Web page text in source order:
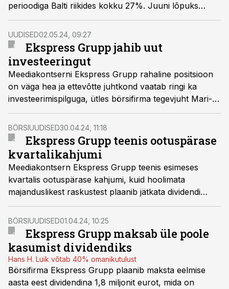
perioodiga Balti riikides kokku 27%. Juuni lõpuks
ulatus tellijate arv 222 558ni.
UUDISED02.05.24, 09:27
Ekspress Grupp jahib uut
investeeringut
Meediakontserni Ekspress Grupp rahaline positsioon
on väga hea ja ettevõtte juhtkond vaatab ringi ka
investeerimispilguga, ütles börsifirma tegevjuht Mari-
Liis Rüütsalu.
BÖRSIUUDISED30.04.24, 11:18
Ekspress Grupp teenis ootuspärase
kvartalikahjumi
Meediakontsern Ekspress Grupp teenis esimeses
kvartalis ootuspärase kahjumi, kuid hoolimata
majanduslikest raskustest plaanib jätkata dividendi
maksmist, selgub börsiteatest.
BÖRSIUUDISED01.04.24, 10:25
Ekspress Grupp maksab üle poole
kasumist dividendiks
Hans H. Luik võtab 40% omanikutulust
Börsifirma Ekspress Grupp plaanib maksta eelmise
aasta eest dividendina 1,8 miljonit eurot, mida on